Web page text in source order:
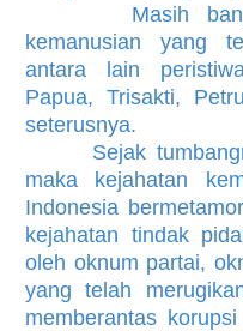
Masih banyak
kemanusian yang
antara lain
Papua, Trisakti,
seterusnya.
Sejak
maka kejahatan
Indonesia
kejahatan tindak
oleh oknum partai,
yang telah
memberantas